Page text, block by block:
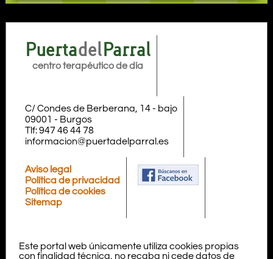
Puertadel Parral
centro terapéutico de día
C/ Condes de Berberana, 14 - bajo
09001 - Burgos
Tlf:947 46 44 78
informacion@puertadelparral.es
Aviso legal
Política de privacidad
Política de cookies
Sitemap
Este portal web únicamente utiliza cookies propias
con finalidad técnica, no recaba ni cede datos de